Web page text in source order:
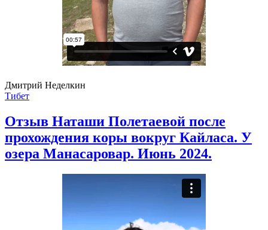
Дмитрий Неделкин
Тибет
Отзыв Наташи Полетаевой после
прохождения коры вокруг Кайласа. У
озера Манасаровар. Июнь 2024.